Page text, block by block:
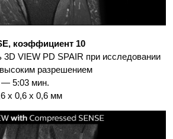
коэффициент 10
3D VIEW PD SPAIR при исследовании
разрешением
— 5:03 мин.
x 0,6 x 0,6 мм